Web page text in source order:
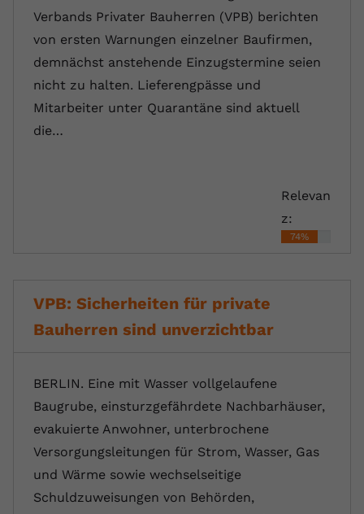
Verbands Privater Bauherren (VPB) berichten
von ersten Warnungen einzelner Baufirmen,
demnächst anstehende Einzugstermine seien
nicht zu halten. Lieferengpässe und
Mitarbeiter unter Quarantäne sind aktuell
die…
Relevan
z:
74%
VPB: Sicherheiten für private
Bauherren sind unverzichtbar
BERLIN. Eine mit Wasser vollgelaufene
Baugrube, einsturzgefährdete Nachbarhäuser,
evakuierte Anwohner, unterbrochene
Versorgungsleitungen für Strom, Wasser, Gas
und Wärme sowie wechselseitige
Schuldzuweisungen von Behörden,